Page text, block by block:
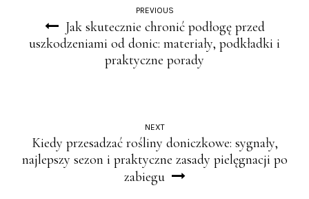
PREVIOUS
Jak skutecznie chronić podłogę przed
uszkodzeniami od donic: materiały, podkładki i
praktyczne porady
NEXT
Kiedy przesadzać rośliny doniczkowe: sygnały,
najlepszy sezon i praktyczne zasady pielęgnacji po
zabiegu